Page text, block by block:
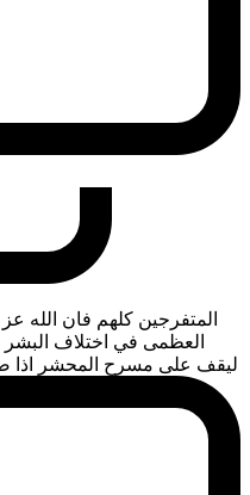
المتفرجين كلهم فان الله
العظمى في اختلاف
ليقف على مسرح المحشر اذا